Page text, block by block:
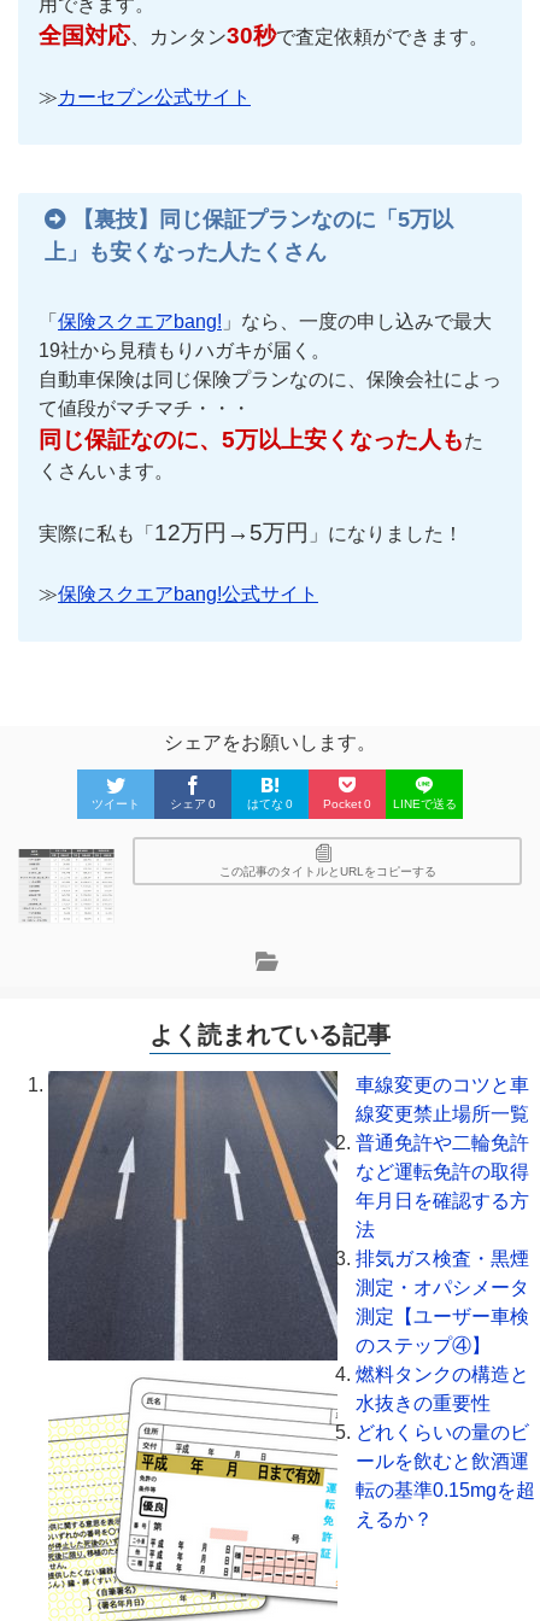
用できます。
全国対応、カンタン30秒で査定依頼ができます。
≫カーセブン公式サイト
【裏技】同じ保証プランなのに「5万以
上」も安くなった人たくさん
「 保険スクエアbang! 」なら、一度の申し込みで最大
19社から見積もりハガキが届く。
自動車保険は同じ保険プランなのに、保険会社によっ
て値段がマチマチ・・・
同じ保証なのに、5万以上安くなった人もた
くさんいます。
実際に私も「 12万円→5万円 」になりました！
≫保険スクエアbang!公式サイト
シェアをお願いします。
ツイート シェア 0 はてな 0 Pocket0 LINEで送る
この記事のタイトルとURLをコピーする
よく読まれている記事
車線変更のコツと車
線変更禁止場所一覧
普通免許や二輪免許
など運転免許の取得
年月日を確認する方
法
排気ガス検査・黒煙
測定・オパシメータ
測定【ユーザー車検
のステップ④】
燃料タンクの構造と
水抜きの重要性
どれくらいの量のビ
ールを飲むと飲酒運
転の基準0.15mgを超
えるか？